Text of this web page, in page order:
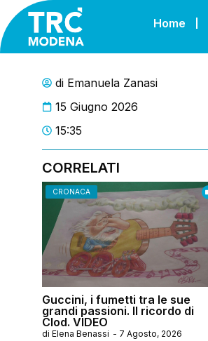
Home
di Emanuela Zanasi
15 Giugno 2026
15:35
CORRELATI
CRONACA
Guccini, i fumetti tra le sue
grandi passioni. Il ricordo di
Clod. VIDEO
di Elena Benassi - 7 Agosto, 2026